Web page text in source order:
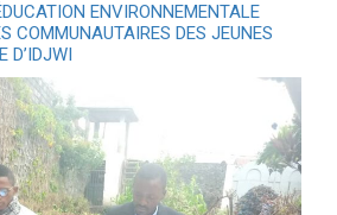
ENVIRONNEMENTALE
COMMUNAUTAIRES DES JEUNES
D’IDJWI